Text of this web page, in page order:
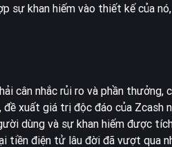
sự khan hiếm vào thiết kế của
cân nhắc rủi ro và phần thưởng,
xuất giá trị độc đáo của Zcash
dùng và sự khan hiếm được
tiền điện tử lâu đời đã vượt qua